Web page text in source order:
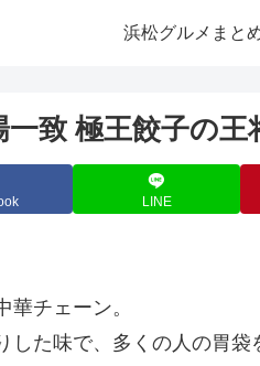
浜松グルメまと
致 極王餃子の王
LINE
チェーン。
た味で、多くの人の胃袋